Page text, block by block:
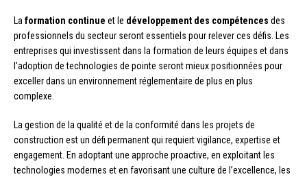
La formation continue et le développement des compétences des
professionnels du secteur seront essentiels pour relever ces défis. Les
entreprises qui investissent dans la formation de leurs équipes et dans
l’adoption de technologies de pointe seront mieux positionnées pour
exceller dans un environnement réglementaire de plus en plus
complexe.
La gestion de la qualité et de la conformité dans les projets de
construction est un défi permanent qui requiert vigilance, expertise et
engagement. En adoptant une approche proactive, en exploitant les
technologies modernes et en favorisant une culture de l’excellence, les